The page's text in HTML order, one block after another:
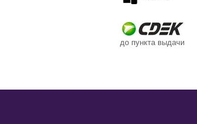
до пункта выдачи